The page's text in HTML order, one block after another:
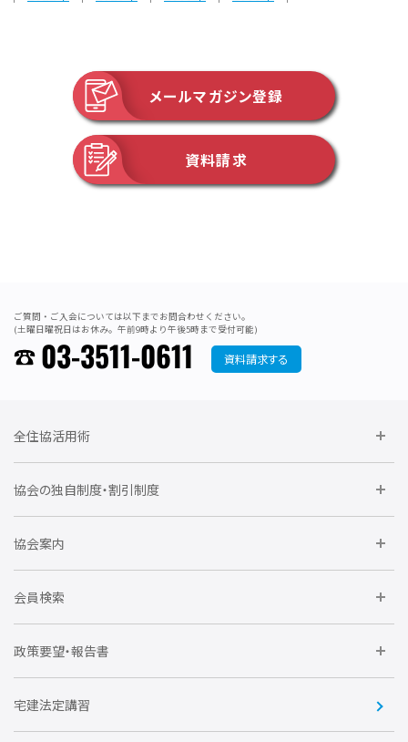
メールマガジン登録
資料請求
ご質問・ご入会については以下までお問合わせください。
(土曜日曜祝日はお休み。午前9時より午後5時まで受付可能)
03-3511-0611 資料請求する
全住協活用術
委員会に参加しよう
要望活動に参加しよう
協会の独自制度・割引制度
住宅瑕疵担保責任保険割引制度
全住協NET
不動産後見アドバイザー資格講習
会
全住協ビジネスショップ
協会案内
運営組織
トライアル会員制度
会員検索
企業会員
賛助会員
政策要望・報告書
住宅・土地税制改正要望
宅建法定講習